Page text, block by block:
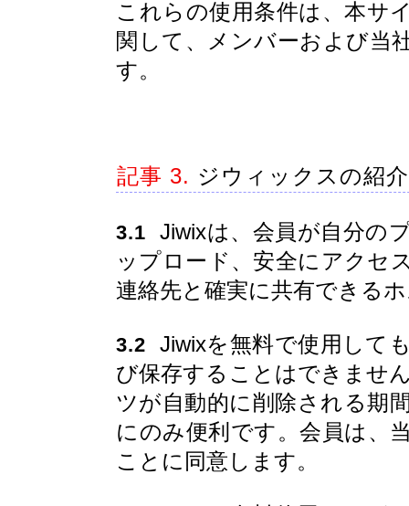
これらの使用条件は、本サ
関して、メンバーおよび当
す。
記事 3. ジウィックスの紹介
3.1 Jiwixは、会員が自分の
ップロード、安全にアクセ
連絡先と確実に共有できる
3.2 Jiwixを無料で使用して
び保存することはできませ
ツが自動的に削除される期
にのみ便利です。会員は、
ことに同意します。